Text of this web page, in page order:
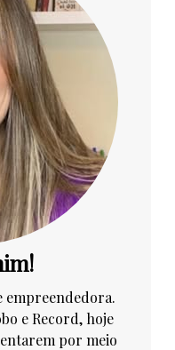
empreendedora.
e Record, hoje
por meio